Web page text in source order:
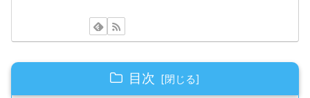
目次